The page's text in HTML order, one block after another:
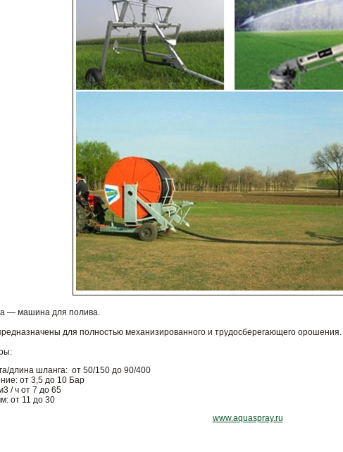
— машина для полива.
для полностью механизированного и трудосберегающего орошения.
длина шланга: от 50/150 до 90/400
от 3,5 до 10 Бар
/ ч от 7 до 65
от 11 до 30
www.aquaspray.ru